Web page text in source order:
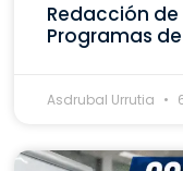
Redacción
Programas
Asdrubal Urrutia